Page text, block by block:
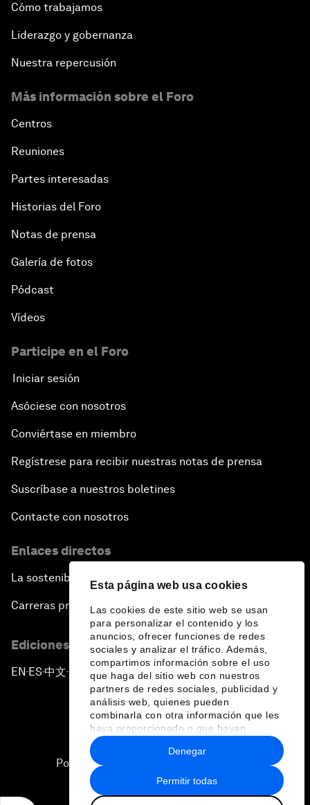
Esta página web usa cookies
Las cookies de este sitio web se usan
para personalizar el contenido y los
anuncios, ofrecer funciones de redes
sociales y analizar el tráfico. Además,
compartimos información sobre el uso
que haga del sitio web con nuestros
partners de redes sociales, publicidad y
análisis web, quienes pueden
combinarla con otra información que les
haya proporcionado o que hayan
recopilado a partir del uso que haya
hecho de sus servicios.
Permitir todas
Denegar
Cómo trabajamos
Liderazgo y gobernanza
Nuestra repercusión
Más información sobre el Foro
Centros
Reuniones
Partes interesadas
Historias del Foro
Notas de prensa
Galería de fotos
Pódcast
Vídeos
Participe en el Foro
Iniciar sesión
Asóciese con nosotros
Conviértase en miembro
Regístrese para recibir nuestras notas de prensa
Suscríbase a nuestros boletines
Contacte con nosotros
Enlaces directos
La sostenibilidad en el Foro
Carreras profesionales
Ediciones en otros idiomas
EN ▪ ES▪中文▪ 日本語
Política de privacidad y normas de uso